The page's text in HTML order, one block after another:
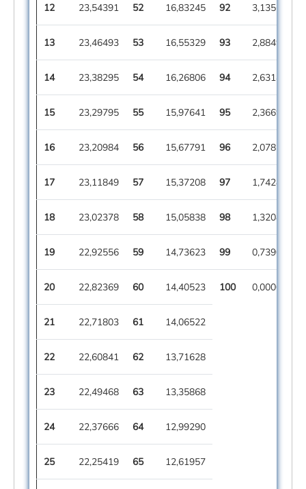
12 23,54391 52 16,83245 92 3,13565
13 23,46493 53 16,55329 93 2,88497
14 23,38295 54 16,26806 94 2,63143
15 23,29795 55 15,97641 95 2,36696
16 23,20984 56 15,67791 96 2,07828
17 23,11849 57 15,37208 97 1,74284
18 23,02378 58 15,05838 98 1,32080
19 22,92556 59 14,73623 99 0,73909
20 22,82369 60 14,40523 100 0,00000
21 22,71803 61 14,06522
22 22,60841 62 13,71628
23 22,49468 63 13,35868
24 22,37666 64 12,99290
25 22,25419 65 12,61957